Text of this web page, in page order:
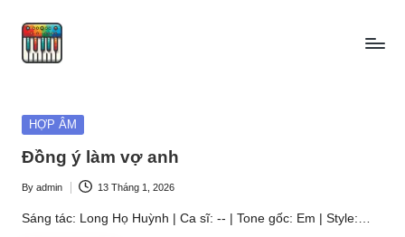
Skip
Posted
HỢP ÂM
Đồng ý làm vợ anh
Posted
by
By admin 13 Tháng 1, 2026
Sáng tác: Long Họ Huỳnh | Ca sĩ: -- | Tone gốc: Em | Style:…